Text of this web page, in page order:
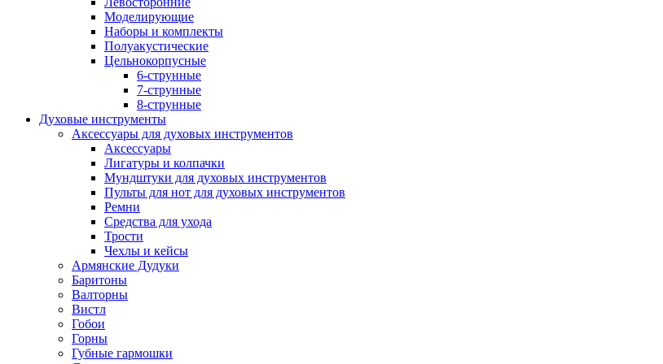
Моделирующие
Наборы и комплекты
Полуакустические
Цельнокорпусные
6-струнные
7-струнные
8-струнные
Духовые инструменты
Аксессуары для духовых инструментов
Аксессуары
Лигатуры и колпачки
Мундштуки для духовых инструментов
Пульты для нот для духовых инструментов
Ремни
Средства для ухода
Трости
Чехлы и кейсы
Армянские Дудуки
Баритоны
Валторны
Вистл
Гобои
Горны
Губные гармошки